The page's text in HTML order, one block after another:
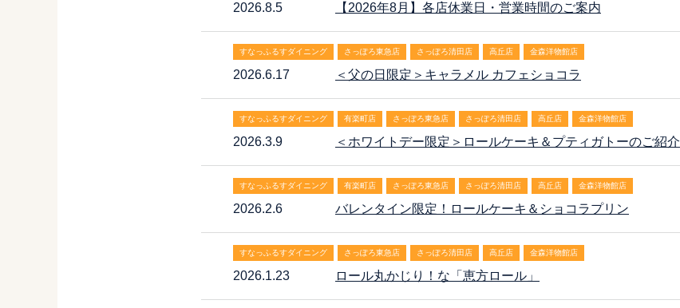
2026.8.5 【2026年8月】各店休業日・営業時間のご案内
すなっふるすダイニング さっぽろ東急店 さっぽろ清田店 高丘店 金森洋物館店
2026.6.17 ＜父の日限定＞キャラメル カフェショコラ
すなっふるすダイニング 有楽町店 さっぽろ東急店 さっぽろ清田店 高丘店 金森洋物館店
2026.3.9 ＜ホワイトデー限定＞ロールケーキ＆プティガトーのご紹介
すなっふるすダイニング 有楽町店 さっぽろ東急店 さっぽろ清田店 高丘店 金森洋物館店
2026.2.6 バレンタイン限定！ロールケーキ＆ショコラプリン
すなっふるすダイニング さっぽろ東急店 さっぽろ清田店 高丘店 金森洋物館店
2026.1.23 ロール丸かじり！な「恵方ロール」